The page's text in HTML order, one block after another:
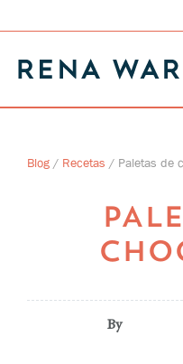
Blog / Recetas / Paletas de
By